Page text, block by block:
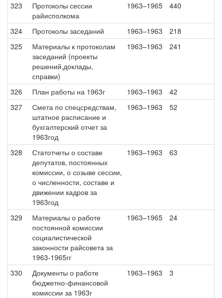
323
Протоколы сессии
райисполкома
1963–1965 440
324 Протоколы заседаний 1963–1963
218
325
Материалы к протоколам
заседаний (проекты
решений,доклады,
справки)
1963–1963 241
326 План работы на 1963г 1963–1963
42
327
Смета по спецсредствам,
штатное расписание и
бухгалтерский отчет за
1963год
1963–1963 52
328
Статотчеты о составе
депутатов, постоянных
комиссии, о созыве сессии,
о численности, составе и
движении кадров за
1963год
1963–1963 63
329
Материалы о работе
постоянной комиссии
социалистической
законности райсовета за
1963-1965гг
1963–1965 24
330
Документы о работе
бюджетно-финансовой
комиссии за 1963г
1963–1963 3